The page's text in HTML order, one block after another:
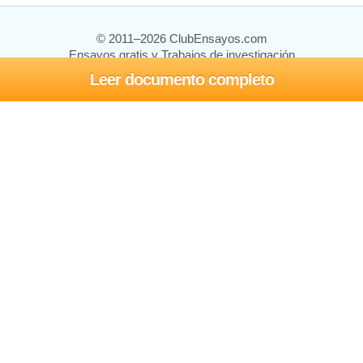
Leer documento completo
© 2011–2026 ClubEnsayos.com
Ensayos gratis y Trabajos de investigación